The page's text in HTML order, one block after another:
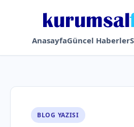
AnasayfaGüncel Haberler
BLOG YAZISI